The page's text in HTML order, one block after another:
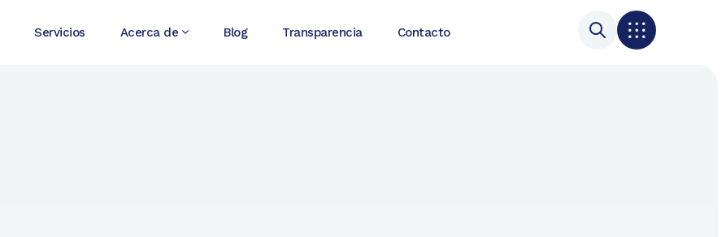
Servicios Acerca de Blog Transparencia Contacto